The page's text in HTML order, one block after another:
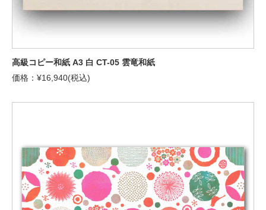
高級コピー和紙 A3 白 CT-05 雲竜和紙
価格：¥16,940(税込)